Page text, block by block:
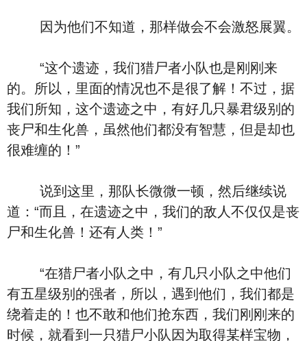
因为他们不知道，那样做会不会激怒展翼。
“这个遗迹，我们猎尸者小队也是刚刚来
的。所以，里面的情况也不是很了解！不过，据
我们所知，这个遗迹之中，有好几只暴君级别的
丧尸和生化兽，虽然他们都没有智慧，但是却也
很难缠的！”
说到这里，那队长微微一顿，然后继续说
道：“而且，在遗迹之中，我们的敌人不仅仅是丧
尸和生化兽！还有人类！”
“在猎尸者小队之中，有几只小队之中他们
有五星级别的强者，所以，遇到他们，我们都是
绕着走的！也不敢和他们抢东西，我们刚刚来的
时候，就看到一只猎尸小队因为取得某样宝物，